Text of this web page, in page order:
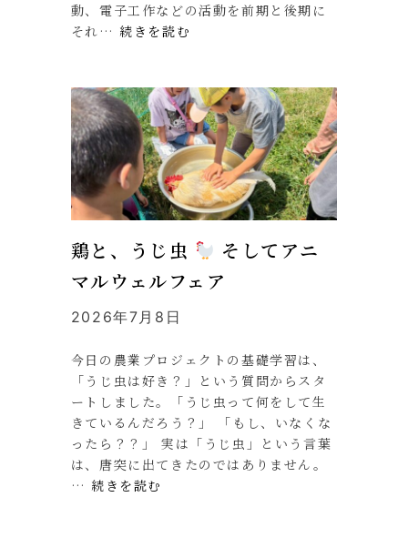
動、電子工作などの活動を前期と後期に
それ…続きを読む
鶏と、うじ虫
そしてアニ
マルウェルフェア
2026年7月8日
今日の農業プロジェクトの基礎学習は、
「うじ虫は好き？」という質問からスタ
ートしました。「うじ虫って何をして生
きているんだろう？」 「もし、いなくな
ったら？？」 実は「うじ虫」という言葉
は、唐突に出てきたのではありません。
… 続きを読む